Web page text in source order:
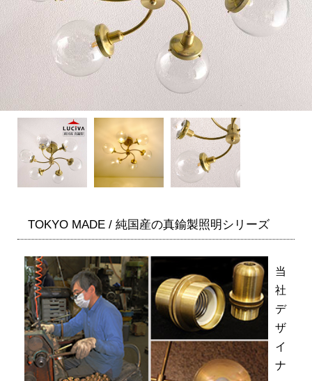
TOKYO MADE / 純国産の真鍮製照明シリーズ
当
社
デ
ザ
イ
ナ